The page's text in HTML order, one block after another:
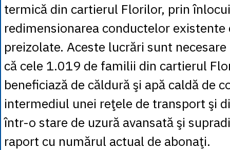
termică din cartierul Florilor, prin
redimensionarea conductelor existente
preizolate. Aceste lucrări sunt
că cele 1.019 de familii din cartierul
beneficiază de căldură şi apă caldă de
intermediul unei reţele de transport şi
într-o stare de uzură avansată şi
raport cu numărul actual de abonaţi.